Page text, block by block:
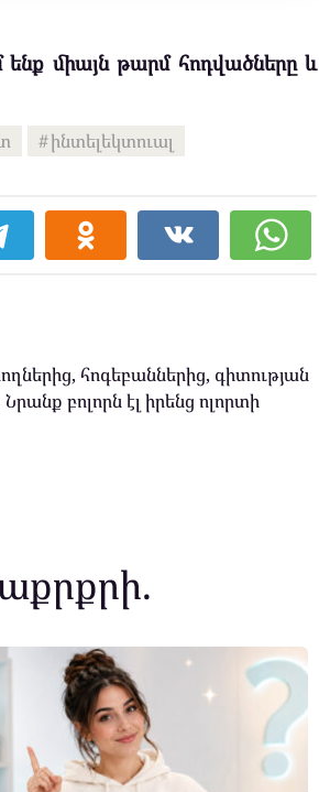
ենք միայն թարմ հոդվածները և
ինտելեկտուալ
հոգեբաններից, գիտության
բոլորն էլ իրենց ոլորտի